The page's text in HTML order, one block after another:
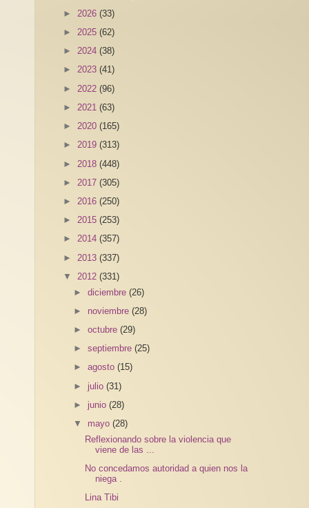
► 2026 (33)
► 2025 (62)
► 2024 (38)
► 2023 (41)
► 2022 (96)
► 2021 (63)
► 2020 (165)
► 2019 (313)
► 2018 (448)
► 2017 (305)
► 2016 (250)
► 2015 (253)
► 2014 (357)
► 2013 (337)
▼ 2012 (331)
►diciembre(26)
► noviembre(28)
►octubre(29)
►septiembre(25)
►agosto(15)
► julio(31)
► junio(28)
▼ mayo(28)
Reflexionando sobre la violencia que
viene de las ...
No concedamos autoridad a quien nos la
niega .
Lina Tibi